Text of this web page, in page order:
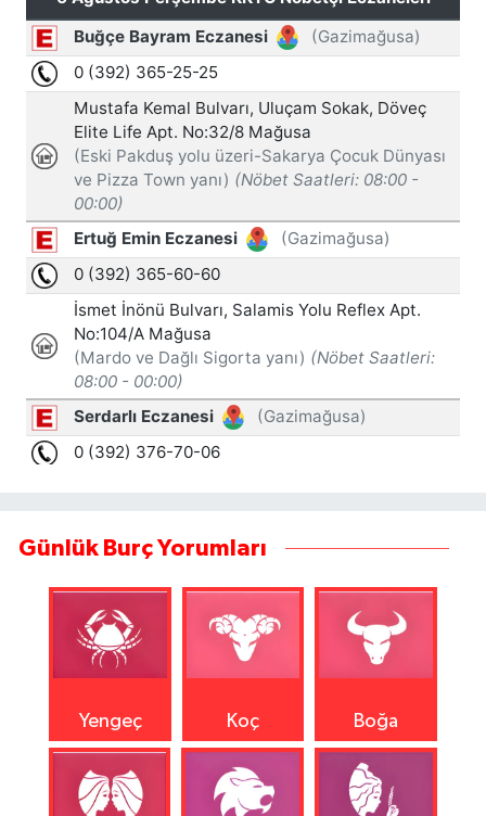
Günlük Burç Yorumları
Yengeç Koç Boğa